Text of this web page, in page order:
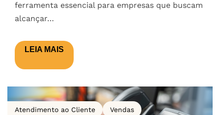
ferramenta essencial para empresas que buscam
alcançar…
LEIA MAIS
Atendimento ao Cliente Vendas